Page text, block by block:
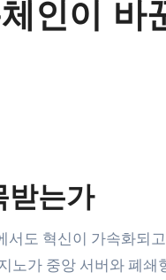
인이 바
받는가
도 혁신이 가속화되
노가 중앙 서버와 폐